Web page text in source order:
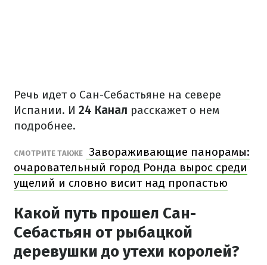
Речь идет о Сан-Себастьяне на севере
Испании. И 24 Канал расскажет о нем
подробнее.
СМОТРИТЕ ТАКЖЕ
Завораживающие панорамы:
очаровательный город Ронда вырос среди
ущелий и словно висит над пропастью
Какой путь прошел Сан-
Себастьян от рыбацкой
деревушки до утехи королей?